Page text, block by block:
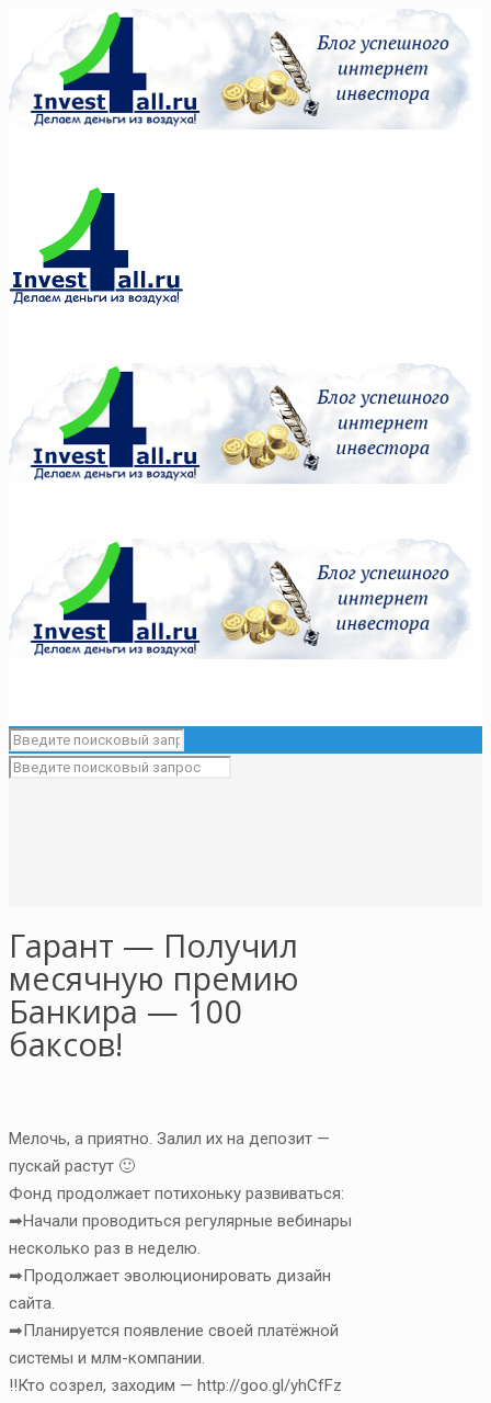
Гарант — Получил
месячную премию
Банкира — 100
баксов!
Мелочь, а приятно. Залил их на депозит —
пускай растут 🙂
Фонд продолжает потихоньку развиваться:
➡Начали проводиться регулярные вебинары
несколько раз в неделю.
➡Продолжает эволюционировать дизайн
сайта.
➡Планируется появление своей платёжной
системы и млм-компании.
‼Кто созрел, заходим — http://goo.gl/yhCfFz